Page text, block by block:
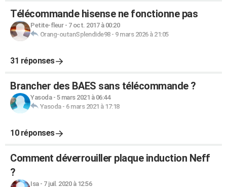
Télécommande hisense ne fonctionne pas
Petite-fleur- 7 oct. 2017 à 00:20
Orang-outanSplendide98- 9 mars 2026 à 21:05
31 réponses
Brancher des BAES sans télécommande ?
Yasoda- 5 mars 2021 à 06:44
Yasoda- 6 mars 2021 à 17:18
10 réponses
Comment déverrouiller plaque induction Neff
?
Isa- 7 juil. 2020 à 12:56